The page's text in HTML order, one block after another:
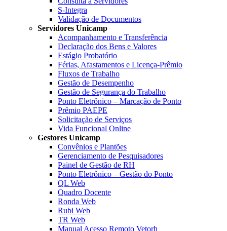
S-Integra
Validação de Documentos
Servidores Unicamp
Acompanhamento e Transferência
Declaração dos Bens e Valores
Estágio Probatório
Férias, Afastamentos e Licença-Prêmio
Fluxos de Trabalho
Gestão de Desempenho
Gestão de Segurança do Trabalho
Ponto Eletrônico – Marcação de Ponto
Prêmio PAEPE
Solicitação de Serviços
Vida Funcional Online
Gestores Unicamp
Convênios e Plantões
Gerenciamento de Pesquisadores
Painel de Gestão de RH
Ponto Eletrônico – Gestão do Ponto
QL Web
Quadro Docente
Ronda Web
Rubi Web
TR Web
Manual Acesso Remoto Vetorh